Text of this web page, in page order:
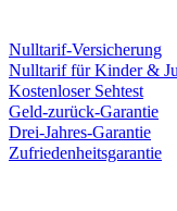
Nulltarif-Versicherung
Nulltarif für Kinder &
Kostenloser Sehtest
Geld-zurück-Garantie
Drei-Jahres-Garantie
Zufriedenheitsgarantie